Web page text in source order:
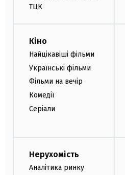
ТЦК
Кіно
Найцікавіші фільми
Українські фільми
Фільми на вечір
Комедії
Серіали
Нерухомість
Аналітика ринку